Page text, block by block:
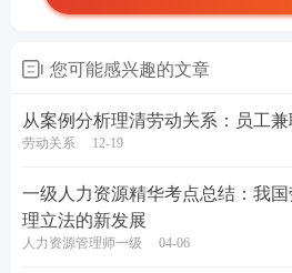
您可能感兴趣的文章
从案例分析理清劳动关系：员工
劳动关系 12-19
一级人力资源精华考点总结：我
理立法的新发展
人力资源管理师一级 04-06